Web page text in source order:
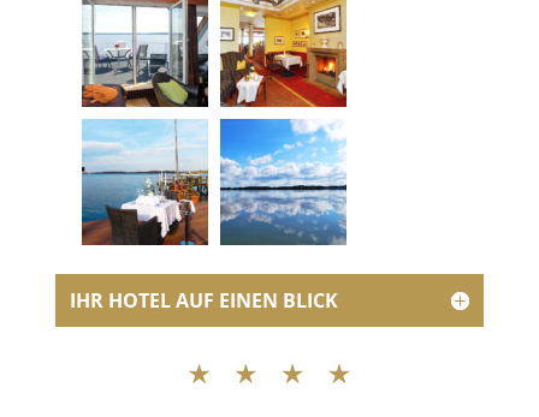
IHR HOTEL AUF EINEN BLICK